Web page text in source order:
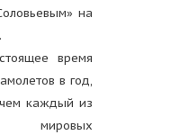
на
время
в год,
каждый из